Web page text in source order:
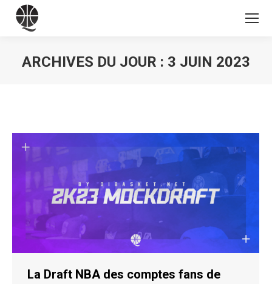
ARCHIVES DU JOUR : 3 JUIN 2023
La Draft NBA des comptes fans de